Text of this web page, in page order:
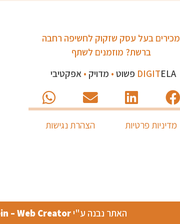
מכירים בעל עסק שזקוק לחשיפה רחבה
ברשת? מוזמנים לשתף
DIGITELA פשוט • מדויק • אפקטיבי
מדיניות פרטיות הצהרת נגישות
האתר נבנה ע"י– Web Creator